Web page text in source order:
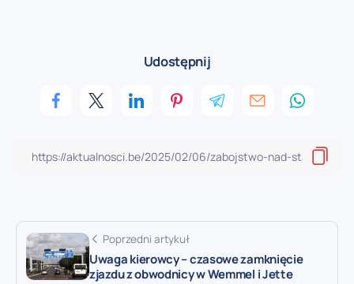
Udostępnij
Poprzedni artykuł
Uwaga kierowcy – czasowe zamknięcie
zjazdu z obwodnicy w Wemmel i Jette